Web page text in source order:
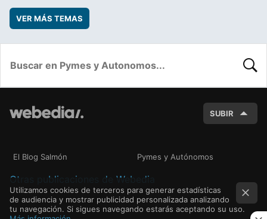
VER MÁS TEMAS
SUBIR
El Blog Salmón Pymes y Autónomos
Otras publicaciones de Webedia
Utilizamos cookies de terceros para generar estadísticas
de audiencia y mostrar publicidad personalizada analizando
tu navegación. Si sigues navegando estarás aceptando su uso.